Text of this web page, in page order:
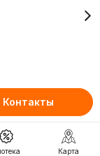
Контакты
Карта